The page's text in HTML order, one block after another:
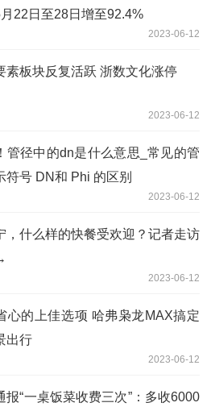
22日至28日增至92.4%
2023-06-12
素板块反复活跃 浙数文化涨停
2023-06-12
管径中的dn是什么意思_常见的管
符号 DN和 Phi 的区别
2023-06-12
，什么样的快餐受欢迎？记者走访
2023-06-12
心的上佳选项 哈弗枭龙MAX搞定
出行
2023-06-12
报“一桌饭菜收费三次”：多收6000